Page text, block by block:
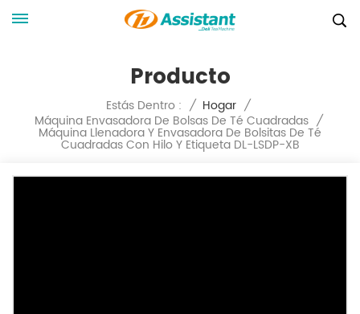
Producto
Estás Dentro : / Hogar /
Máquina Envasadora De Bolsas De Té Cuadradas /
Máquina Llenadora Y Envasadora De Bolsitas De Té
Cuadradas Con Hilo Y Etiqueta DL-LSDP-XB